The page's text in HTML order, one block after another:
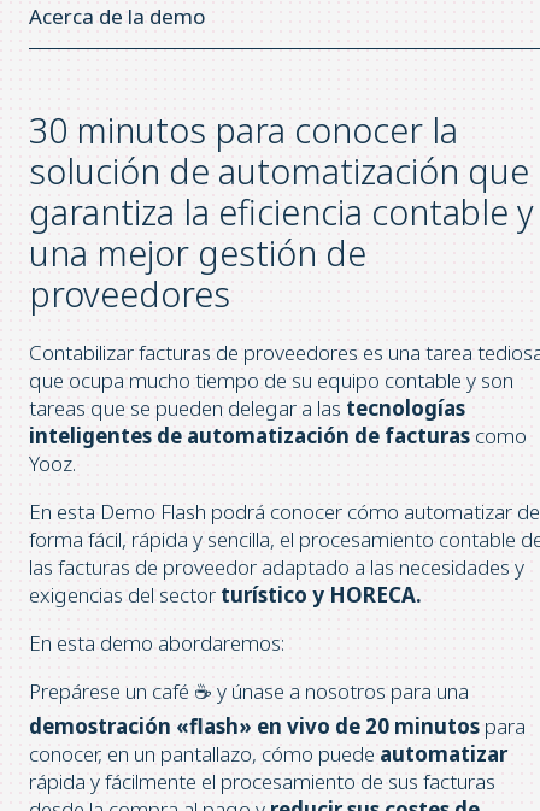
Acerca de la demo
30 minutos para conocer la
solución de automatización que
garantiza la eficiencia contable y
una mejor gestión de
proveedores
Contabilizar facturas de proveedores es una tarea
que ocupa mucho tiempo de su equipo contable y son
tareas que se pueden delegar a las tecnologías
inteligentes de automatización de facturas como
Yooz.
En esta Demo Flash podrá conocer cómo automatizar de
forma fácil, rápida y sencilla, el procesamiento contable
las facturas de proveedor adaptado a las necesidades y
exigencias del sector turístico y HORECA.
En esta demo abordaremos:
Prepárese un café ☕ y únase a nosotros para una
demostración «flash» en vivo de 20 minutos para
conocer, en un pantallazo, cómo puede automatizar
rápida y fácilmente el procesamiento de sus facturas